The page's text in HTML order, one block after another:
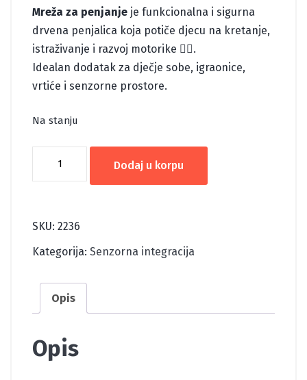
Mreža za penjanje je funkcionalna i sigurna
drvena penjalica koja potiče djecu na kretanje,
istraživanje i razvoj motorike 🧗‍♀️.
Idealan dodatak za dječje sobe, igraonice,
vrtiće i senzorne prostore.
Na stanju
Dodaj u korpu
SKU: 2236
Kategorija: Senzorna integracija
Opis
Opis